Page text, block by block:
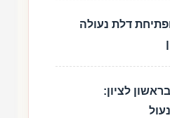
דלת נעולה
לציון: